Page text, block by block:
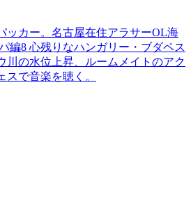
ッカー。名古屋在住アラサーOL海
編8 心残りなハンガリー・ブダペス
川の水位上昇、ルームメイトのアク
スで音楽を聴く。